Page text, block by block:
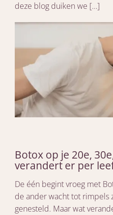
deze blog duiken we […]
Botox op je 20e,
verandert er per
De één begint vroeg met
de ander wacht tot rimpels
genesteld. Maar wat